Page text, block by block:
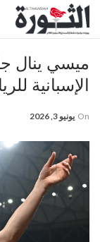
ميسي ينال
الإسبانية
On يونيو 3, 2026